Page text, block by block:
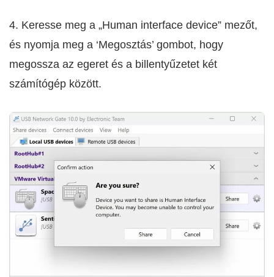
4. Keresse meg a „Human interface device” mezőt,
és nyomja meg a ‘Megosztás’ gombot, hogy
megossza az egeret és a billentyűzetet két
számítógép között.